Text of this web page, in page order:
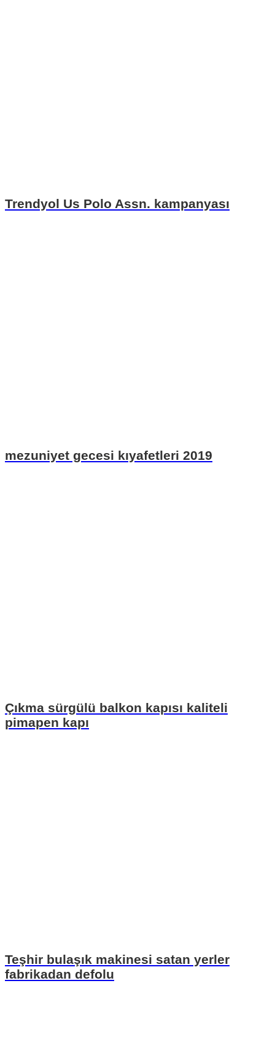
Trendyol Us Polo Assn. kampanyası
mezuniyet gecesi kıyafetleri 2019
Çıkma sürgülü balkon kapısı kaliteli
pimapen kapı
Teşhir bulaşık makinesi satan yerler
fabrikadan defolu